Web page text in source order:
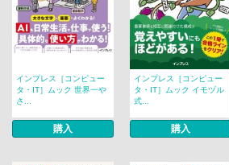
インプレス［コンピュー
タ・IT］ムック 世界一や
さ...
購入
インプレス［コンピュー
タ・IT］ムック イモヅル
式...
購入